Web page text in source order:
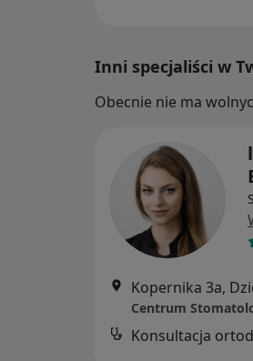
Inni specjaliści w
Obecnie nie ma
Kopernika 3a,
Konsultacja